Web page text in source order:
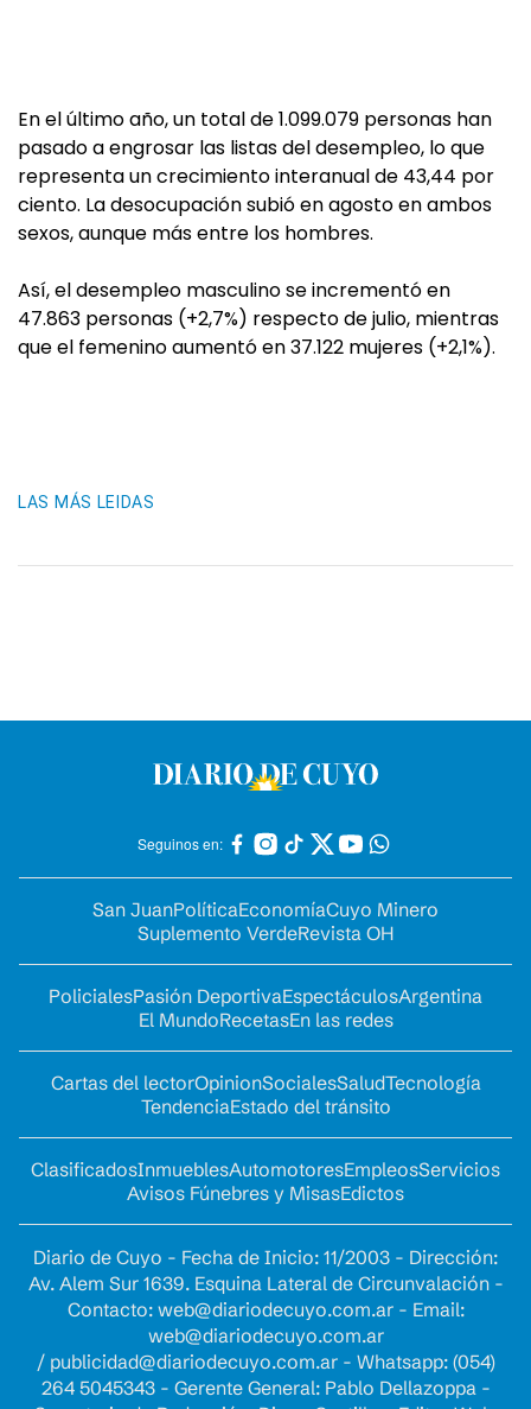
En el último año, un total de 1.099.079 personas han
pasado a engrosar las listas del desempleo, lo que
representa un crecimiento interanual de 43,44 por
ciento. La desocupación subió en agosto en ambos
sexos, aunque más entre los hombres.
Así, el desempleo masculino se incrementó en
47.863 personas (+2,7%) respecto de julio, mientras
que el femenino aumentó en 37.122 mujeres (+2,1%).
LAS MÁS LEIDAS
Seguinos en:
San JuanPolíticaEconomíaCuyo Minero
Suplemento VerdeRevista OH
PolicialesPasión DeportivaEspectáculosArgentina
El MundoRecetasEn las redes
Cartas del lectorOpinionSocialesSaludTecnología
TendenciaEstado del tránsito
ClasificadosInmueblesAutomotoresEmpleosServicios
Avisos Fúnebres y MisasEdictos
Diario de Cuyo - Fecha de Inicio: 11/2003 - Dirección:
Av. Alem Sur 1639. Esquina Lateral de Circunvalación -
Contacto: web@diariodecuyo.com.ar- Email:
web@diariodecuyo.com.ar
/ publicidad@diariodecuyo.com.ar- Whatsapp: (054)
264 5045343 - Gerente General: Pablo Dellazoppa -